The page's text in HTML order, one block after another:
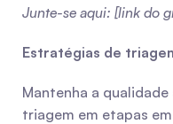
Junte-se aqui: [link do
Estratégias de
Mantenha a
triagem em etapas